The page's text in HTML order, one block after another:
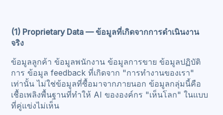
(1) Proprietary Data — ข้อมูลที่เกิดจากการดำเนินงาน
จริง
ข้อมูลลูกค้า ข้อมูลพนักงาน ข้อมูลการขาย ข้อมูลปฏิบัติ
การ ข้อมูล feedback ที่เกิดจาก "การทำงานของเรา"
เท่านั้น ไม่ใช่ข้อมูลที่ซื้อมาจากภายนอก ข้อมูลกลุ่มนี้คือ
เชื้อเพลิงพื้นฐานที่ทำให้ AI ขององค์กร "เห็นโลก" ในแบบ
ที่คู่แข่งไม่เห็น